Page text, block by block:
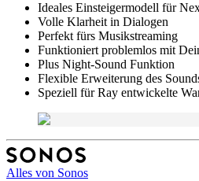
Ideales Einsteigermodell für
Volle Klarheit in Dialogen
Perfekt fürs Musikstreaming
Funktioniert problemlos mit
Plus Night-Sound Funktion
Flexible Erweiterung des
Speziell für Ray entwickelte
Alles von Sonos